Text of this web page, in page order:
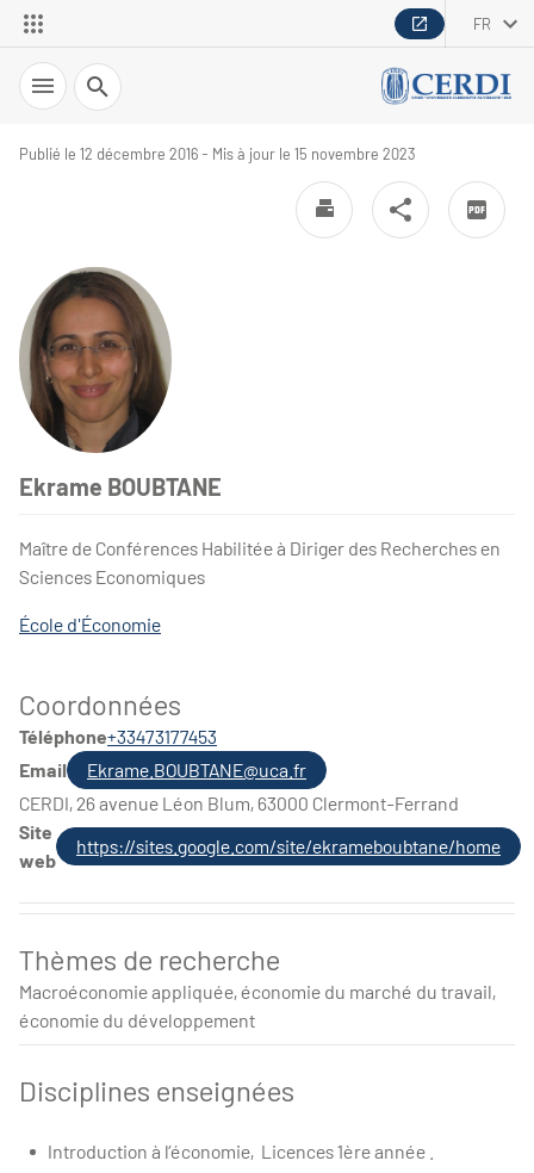
FR
Recherche
Publié le 12 décembre 2016 - Mis à jour le 15 novembre 2023
Ekrame BOUBTANE
Maître de Conférences Habilitée à Diriger des Recherches en
Sciences Economiques
École d'Économie
Coordonnées
Téléphone+33473177453
Email
Ekrame.BOUBTANE@uca.fr
CERDI, 26 avenue Léon Blum, 63000 Clermont-Ferrand
Site
web
https://sites.google.com/site/ekrameboubtane/home
Thèmes de recherche
Macroéconomie appliquée, économie du marché du travail,
économie du développement
Disciplines enseignées
Introduction à l’économie, Licences 1ère année .